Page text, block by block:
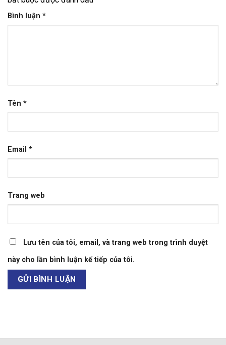
Bình luận *
Tên *
Email *
Trang web
Lưu tên của tôi, email, và trang web trong trình duyệt
này cho lần bình luận kế tiếp của tôi.